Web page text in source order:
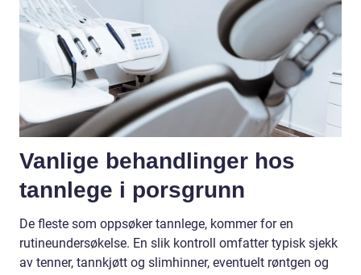
Vanlige behandlinger hos
tannlege i porsgrunn
De fleste som oppsøker tannlege, kommer for en
rutineundersøkelse. En slik kontroll omfatter typisk sjekk
av tenner, tannkjøtt og slimhinner, eventuelt røntgen og